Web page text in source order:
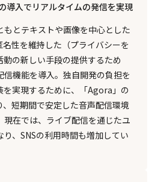
導入でリアルタイムの発信を実現
もとテキストや画像を中心とした
性を維持した（プライバシーを
の新しい手段の提供するため
信機能を導入。独自開発の負担を
を実現するために、「Agora」の
短期間で安定した音声配信環境
現在では、ライブ配信を通じたユ
、SNSの利用時間も増加してい